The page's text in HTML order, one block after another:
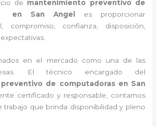
de mantenimiento preventivo de
en San Angel es proporcionar
compromiso, confianza, disposición,
en el mercado como una de las
El técnico encargado del
de computadoras en San
certificado y responsable, contamos
que brinda disponibilidad y pleno